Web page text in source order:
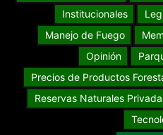
Institucionales
Manejo de Fuego
Opinión
Precios de Productos
Reservas Naturales